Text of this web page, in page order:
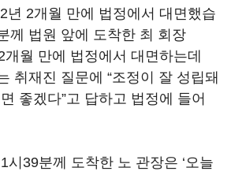
년 2개월 만에 법정에서 대면했습
께 법원 앞에 도착한 최 회장
월 만에 법정에서 대면하는데
취재진 질문에 “조정이 잘 성립돼
좋겠다”고 답하고 법정에 들어
시39분께 도착한 노 관장은 ‘오늘